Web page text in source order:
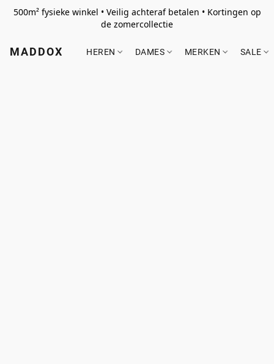
500m² fysieke winkel • Veilig achteraf betalen • Kortingen op
de zomercollectie
MADDOX HEREN DAMES MERKEN SALE